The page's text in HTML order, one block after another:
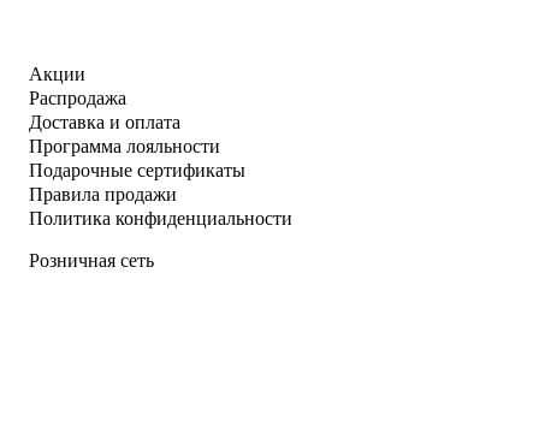
Акции
Распродажа
Доставка и оплата
Программа лояльности
Подарочные сертификаты
Правила продажи
Политика конфиденциальности
Розничная сеть